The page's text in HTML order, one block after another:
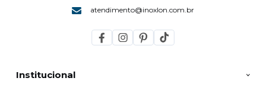
Institucional
atendimento@inoxlon.com.br